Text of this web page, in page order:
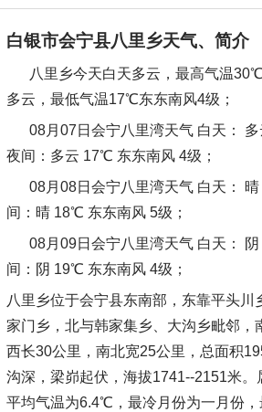
白银市会宁县八里乡天气、简介
八里乡今天白天多云，最高气温
多云，最低气温17℃东东南风4级；
08月07日会宁八里湾天气 白天：
夜间： 多云 17℃ 东东南风 4级；
08月08日会宁八里湾天气 白天：
间： 晴 18℃ 东东南风 5级；
08月09日会宁八里湾天气 白天：
间： 阴 19℃ 东东南风 4级；
八里乡位于会宁县东南部，东靠平头川
家门乡，北与韩家集乡、大沟乡毗邻，
西长30公里，南北宽25公里，总面积
沟深，梁峁起伏，海拔1741--2151米
平均气温为6.4℃，最冷月份为一月份